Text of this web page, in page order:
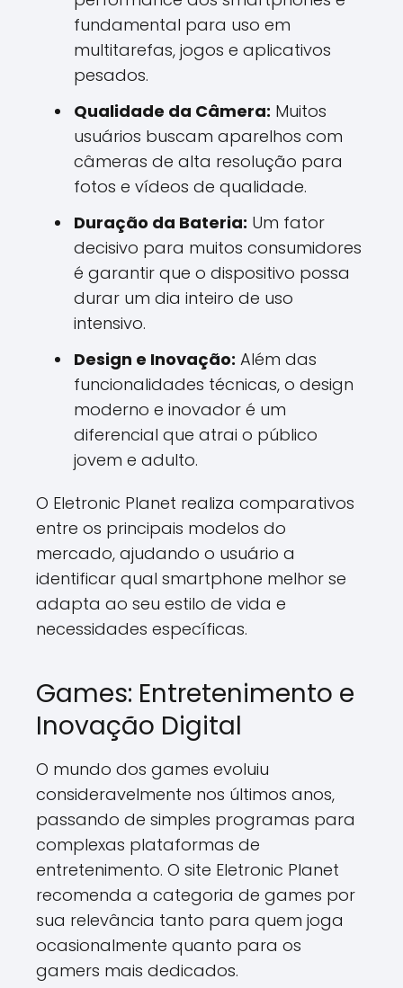
fundamental para uso em
multitarefas, jogos e aplicativos
pesados.
Qualidade da Câmera: Muitos
usuários buscam aparelhos com
câmeras de alta resolução para
fotos e vídeos de qualidade.
Duração da Bateria: Um fator
decisivo para muitos consumidores
é garantir que o dispositivo possa
durar um dia inteiro de uso
intensivo.
Design e Inovação: Além das
funcionalidades técnicas, o design
moderno e inovador é um
diferencial que atrai o público
jovem e adulto.
O Eletronic Planet realiza comparativos
entre os principais modelos do
mercado, ajudando o usuário a
identificar qual smartphone melhor se
adapta ao seu estilo de vida e
necessidades específicas.
Games: Entretenimento e
Inovação Digital
O mundo dos games evoluiu
consideravelmente nos últimos anos,
passando de simples programas para
complexas plataformas de
entretenimento. O site Eletronic Planet
recomenda a categoria de games por
sua relevância tanto para quem joga
ocasionalmente quanto para os
gamers mais dedicados.